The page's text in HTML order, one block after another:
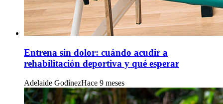
Entrena sin dolor: cuándo acudir a
rehabilitación deportiva y qué esperar
Adelaide GodínezHace 9 meses